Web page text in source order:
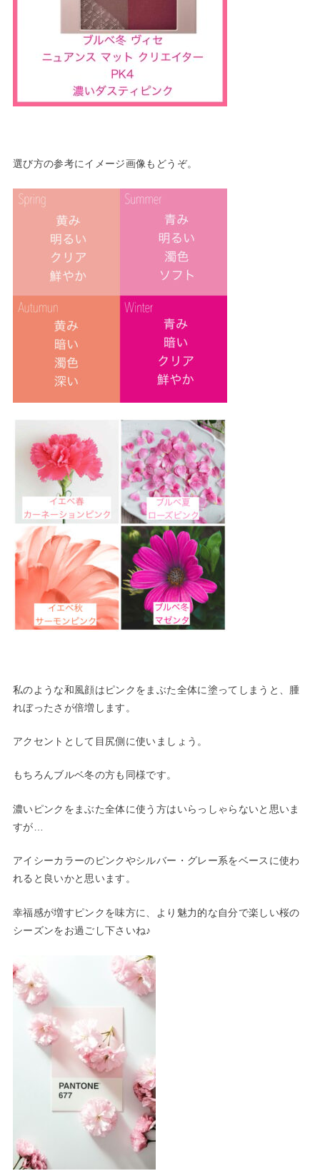
選び方の参考にイメージ画像もどうぞ。
私のような和風顔はピンクをまぶた全体に塗ってしまうと、腫
れぼったさが倍増します。
アクセントとして目尻側に使いましょう。
もちろんブルベ冬の方も同様です。
濃いピンクをまぶた全体に使う方はいらっしゃらないと思いま
すが…
アイシーカラーのピンクやシルバー・グレー系をベースに使わ
れると良いかと思います。
幸福感が増すピンクを味方に、より魅力的な自分で楽しい桜の
シーズンをお過ごし下さいね♪